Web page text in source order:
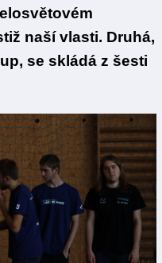
naší vlasti. Druhá,
se skládá z šesti